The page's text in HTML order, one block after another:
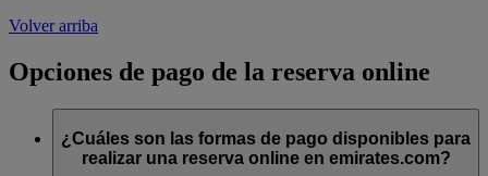
Volver arriba
Opciones de pago de la reserva online
¿Cuáles son las formas de pago disponibles para
realizar una reserva online en emirates.com?